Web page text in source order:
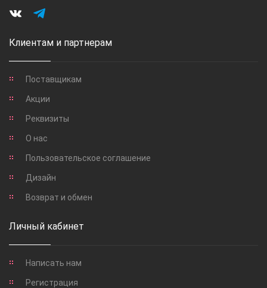
Клиентам и партнерам
Поставщикам
Акции
Реквизиты
О нас
Пользовательское соглашение
Дизайн
Возврат и обмен
Личный кабинет
Написать нам
Регистрация